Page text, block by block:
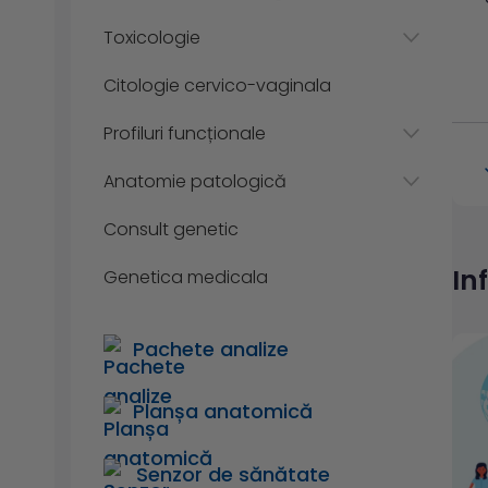
Toxicologie
Citologie cervico-vaginala
Profiluri funcționale
Anatomie patologică
Consult genetic
Genetica medicala
Pachete analize
Planșa anatomică
Senzor de sănătate